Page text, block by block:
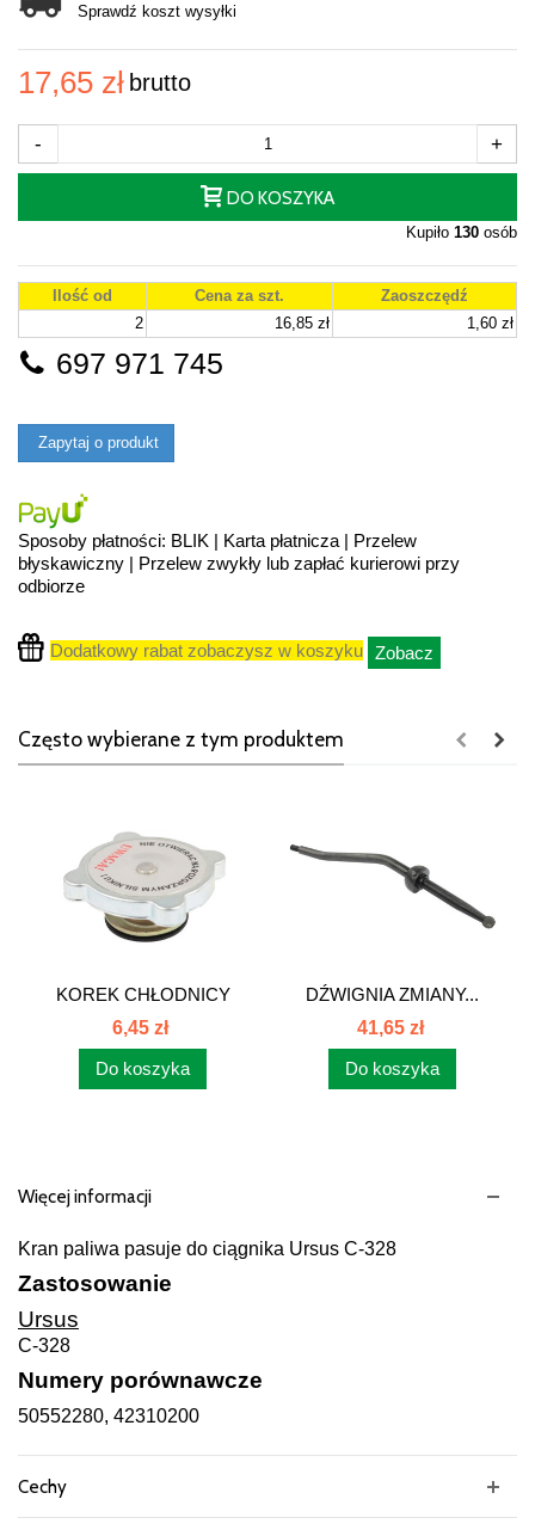
Sprawdź koszt wysyłki
17,65 zł brutto
- +
DO KOSZYKA
Kupiło 130 osób
Ilość od Cena za szt.
Zaoszczędź
2
16,85 zł 1,60 zł
697 971 745
Zapytaj o produkt
Sposoby płatności: BLIK | Karta płatnicza | Przelew
błyskawiczny | Przelew zwykły lub zapłać kurierowi przy
odbiorze
Dodatkowy rabat zobaczysz w koszyku Zobacz
Często wybierane z tym produktem
KOREK CHŁODNICY
WODY...
6,45 zł
Do koszyka
DŹWIGNIA ZMIANY...
41,65 zł
Do koszyka
Więcej informacji
Kran paliwa pasuje do ciągnika Ursus C-328
Zastosowanie
Ursus
C-328
Numery porównawcze
50552280, 42310200
Cechy